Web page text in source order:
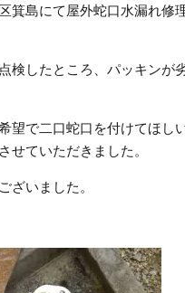
箕島にて屋外蛇口水漏れ修
検したところ、パッキンが
望で二口蛇口を付けてほし
せていただきました。
ざいました。